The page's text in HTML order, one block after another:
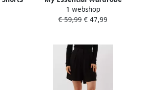
Korte broek met elastische
band model 'Dias'
1 webshop
€ 59,99 € 47,99